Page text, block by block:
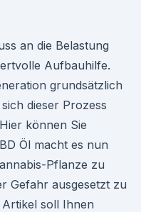
an die Belastung
Aufbauhilfe.
grundsätzlich
dieser Prozess
können Sie
Öl macht es nun
Pflanze zu
Gefahr ausgesetzt zu
soll Ihnen